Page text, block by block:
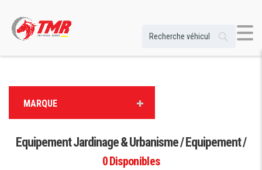
MARQUE
Equipement Jardinage & Urbanisme / Equipement /
0Disponibles